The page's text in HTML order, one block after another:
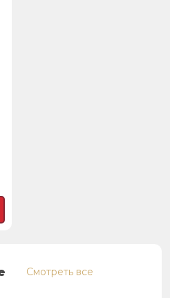
Смотреть все